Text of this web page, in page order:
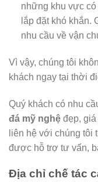
những khu vực
lắp đặt khó khắn.
nhu cầu về vận
Vì vậy, chúng tôi
khách ngay tại thời
Quý khách có nhu
đá mỹ nghệ đẹp, giá
liên hệ với chúng tôi
được hỗ trợ tư vấn,
Địa chỉ chế tác